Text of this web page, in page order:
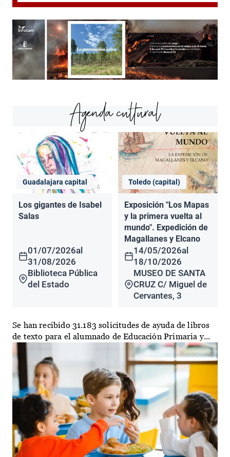
Agenda cultural
Guadalajara capital
Los gigantes de Isabel
Salas
01/07/2026al
31/08/2026
Biblioteca Pública
del Estado
Toledo (capital)
Exposición "Los Mapas
y la primera vuelta al
mundo". Expedición de
Magallanes y Elcano
14/05/2026al
18/10/2026
MUSEO DE SANTA
CRUZ C/ Miguel de
Cervantes, 3
Se han recibido 31.183 solicitudes de ayuda de libros
de texto para el alumnado de Educación Primaria y...